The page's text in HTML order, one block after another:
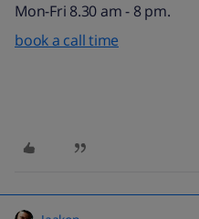
Mon-Fri 8.30 am - 8 pm.
book a call time